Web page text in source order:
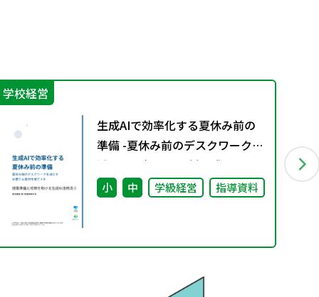
学校経営
生成AIで効率化する夏休み前の
準備 -夏休み前のデスクワークを
減らすお便り＆素材作成ガイド-
授業準備と校務を助ける生成AI
小 中 学級経営 指導資料